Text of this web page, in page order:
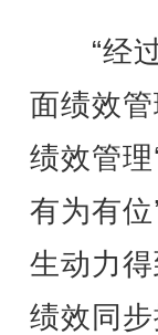
“经过
面绩效
绩效管理
有为有
生动力
绩效同